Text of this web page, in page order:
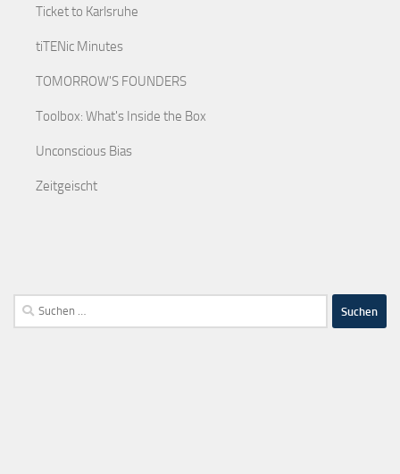
Ticket to Karlsruhe
tiTENic Minutes
TOMORROW'S FOUNDERS
Toolbox: What's Inside the Box
Unconscious Bias
Zeitgeischt